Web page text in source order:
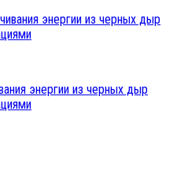
энергии из черных дыр